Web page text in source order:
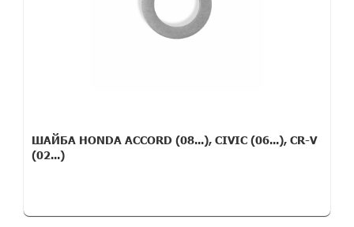
ШАЙБА HONDA ACCORD (08...), CIVIC (06...), CR-V
(02...)